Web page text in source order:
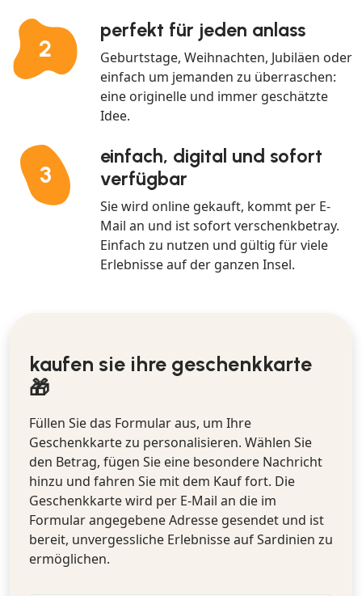
2
perfekt für jeden anlass
Geburtstage, Weihnachten, Jubiläen oder
einfach um jemanden zu überraschen:
eine originelle und immer geschätzte
Idee.
3
einfach, digital und sofort
verfügbar
Sie wird online gekauft, kommt per E-
Mail an und ist sofort verschenkbetray.
Einfach zu nutzen und gültig für viele
Erlebnisse auf der ganzen Insel.
kaufen sie ihre geschenkkarte
🎁
Füllen Sie das Formular aus, um Ihre
Geschenkkarte zu personalisieren. Wählen Sie
den Betrag, fügen Sie eine besondere Nachricht
hinzu und fahren Sie mit dem Kauf fort. Die
Geschenkkarte wird per E-Mail an die im
Formular angegebene Adresse gesendet und ist
bereit, unvergessliche Erlebnisse auf Sardinien zu
ermöglichen.